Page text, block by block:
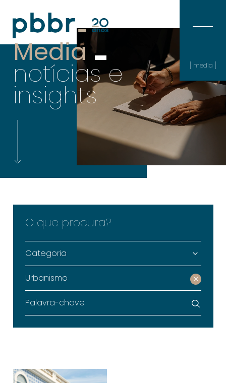
[ media ]
Media
notícias e
insights
O que procura?
Categoria
Urbanismo